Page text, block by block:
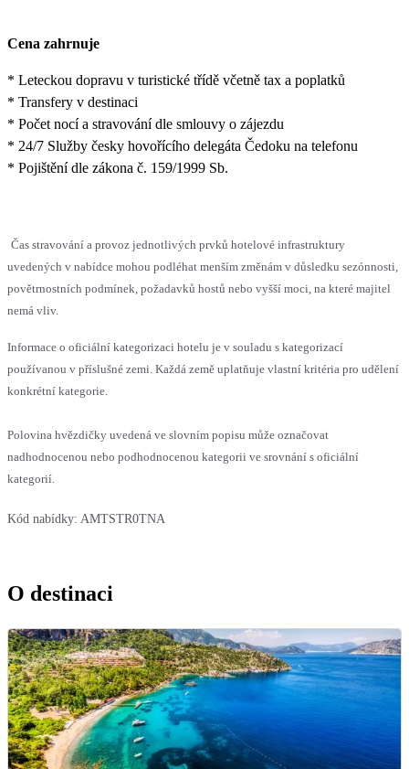
Cena zahrnuje
* Leteckou dopravu v turistické třídě včetně tax a poplatků
* Transfery v destinaci
* Počet nocí a stravování dle smlouvy o zájezdu
* 24/7 Služby česky hovořícího delegáta Čedoku na telefonu
* Pojištění dle zákona č. 159/1999 Sb.
Čas stravování a provoz jednotlivých prvků hotelové infrastruktury
uvedených v nabídce mohou podléhat menším změnám v důsledku sezónnosti,
povětrnostních podmínek, požadavků hostů nebo vyšší moci, na které majitel
nemá vliv.
Informace o oficiální kategorizaci hotelu je v souladu s kategorizací
používanou v příslušné zemi. Každá země uplatňuje vlastní kritéria pro udělení
konkrétní kategorie.
Polovina hvězdičky uvedená ve slovním popisu může označovat
nadhodnocenou nebo podhodnocenou kategorii ve srovnání s oficiální
kategorií.
Kód nabídky: AMTSTR0TNA
O destinaci